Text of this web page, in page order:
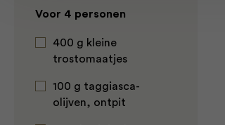
Voor 4 personen
400 g kleine
trostomaatjes
100 g taggiasca-
olijven, ontpit